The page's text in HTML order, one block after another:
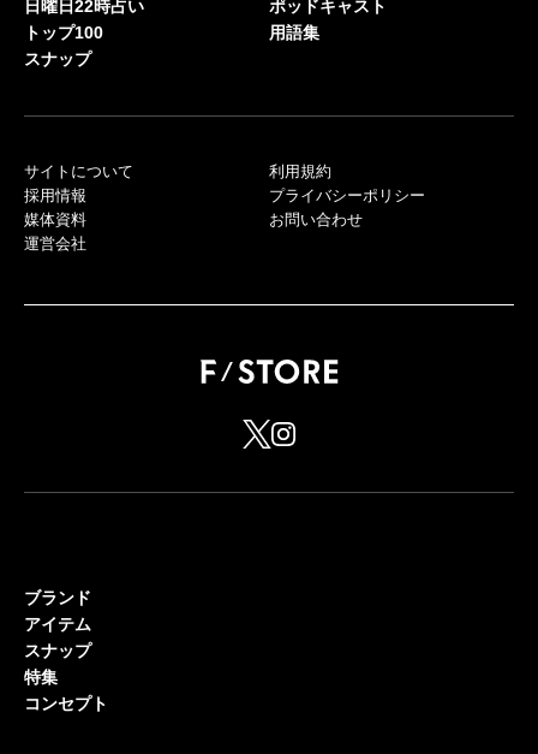
日曜日22時占い
トップ100
スナップ
ポッドキャスト
用語集
サイトについて
採用情報
媒体資料
運営会社
利用規約
プライバシーポリシー
お問い合わせ
ブランド
アイテム
スナップ
特集
コンセプト